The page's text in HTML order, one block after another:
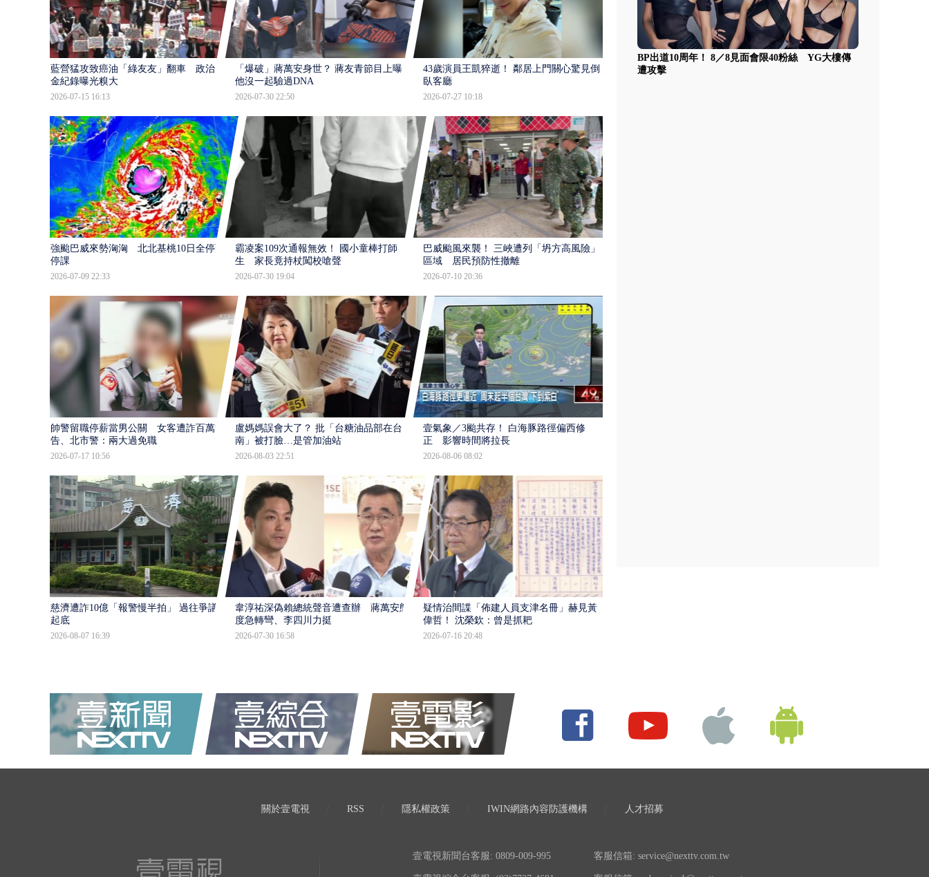
藍營猛攻致癌油「綠友友」翻車 政治獻
金紀錄曝光糗大
2026-07-15 16:13
「爆破」蔣萬安身世？ 蔣友青節目上曝：
他沒一起驗過DNA
2026-07-30 22:50
43歲演員王凱猝逝！ 鄰居上門關心驚見倒
臥客廳
2026-07-27 10:18
強颱巴威來勢洶洶 北北基桃10日全停班
停課
2026-07-09 22:33
霸凌案109次通報無效！ 國小童棒打師
生 家長竟持杖闖校嗆聲
2026-07-30 19:04
巴威颱風來襲！ 三峽遭列「坍方高風險」
區域 居民預防性撤離
2026-07-10 20:36
帥警留職停薪當男公關 女客遭詐百萬提
告、北市警：兩大過免職
2026-07-17 10:56
盧媽媽誤會大了？ 批「台糖油品部在台
南」被打臉…是管加油站
2026-08-03 22:51
壹氣象／3颱共存！ 白海豚路徑偏西修
正 影響時間將拉長
2026-08-06 08:02
慈濟遭詐10億「報警慢半拍」 過往爭議遭
起底
2026-08-07 16:39
韋淳祐深偽賴總統聲音遭查辦 蔣萬安態
度急轉彎、李四川力挺
2026-07-30 16:58
疑情治間諜「佈建人員支津名冊」赫見黃
偉哲！ 沈榮欽：曾是抓耙
2026-07-16 20:48
BP出道10周年！ 8／8見面會限40粉絲 YG大樓傳
遭攻擊
關於壹電視 RSS 隱私權政策 IWIN網路內容防護機構 人才招募
壹電視新聞台客服: 0809-009-995 客服信箱: service@nexttv.com.tw